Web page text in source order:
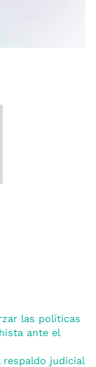
las políticas
ante el
respaldo judicial